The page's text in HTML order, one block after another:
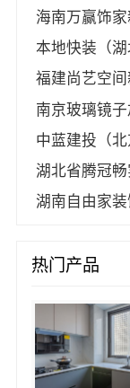
海南万赢饰
本地快装（
福建尚艺空
南京玻璃镜
湖北省腾冠
湖南自由家
热门产品